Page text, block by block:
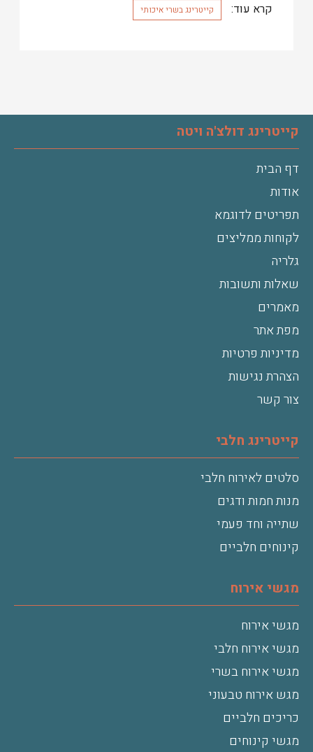
קרא עוד: קייטרינג בשרי איכותי
קייטרינג דולצ'ה ויטה
דף הבית
אודות
תפריטים לדוגמא
לקוחות ממליצים
גלריה
שאלות ותשובות
מאמרים
מפת אתר
מדיניות פרטיות
הצהרת נגישות
צור קשר
קייטרינג חלבי
סלטים לאירוח חלבי
מנות חמות ודגים
שתייה וחד פעמי
קינוחים חלביים
מגשי אירוח
מגשי אירוח
מגשי אירוח חלבי
מגשי אירוח בשרי
מגש אירוח טבעוני
כריכים חלביים
מגשי קינוחים